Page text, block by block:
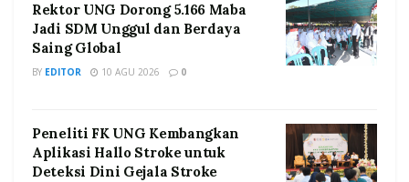
Rektor UNG Dorong 5.166 Maba
Jadi SDM Unggul dan Berdaya
Saing Global
BY EDITOR 10 AGU 2026 0
Peneliti FK UNG Kembangkan
Aplikasi Hallo Stroke untuk
Deteksi Dini Gejala Stroke